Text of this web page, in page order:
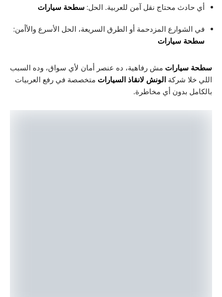
أي حادث محتاج نقل آمن للعربية. الحل: سطحة سيارات
في الشوارع المزدحمة أو الطرق السريعة، الحل الأسرع والأأمن:
سطحة سيارات
سطحة سيارات مش رفاهية، ده عنصر أمان لأي سواق، وده السبب
اللي خلا شركة الونش لانقاذ السيارات متخصصة في رفع العربيات
بالكامل بدون أي مخاطرة.